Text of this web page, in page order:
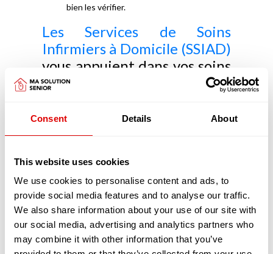
Consent Details About
This website uses cookies
We use cookies to personalise content and ads, to
provide social media features and to analyse our traffic.
We also share information about your use of our site with
our social media, advertising and analytics partners who
may combine it with other information that you’ve
bien les vérifier.
Les Services de Soins
Infirmiers à Domicile (SSIAD)
vous appuient dans vos soins
médicaux
d'autonomie, d'éviter une hospitalisation ou d'en
faciliter le retour à domicile. Les SSIAD retardent
Principalement constitués d'infirmiers et d'aides-
soignants diplômés les SSIAD réalisent, pour
votre confort, de nombreux actes, chez vous :
Vous avez besoin de préparer vos
médicaments ou de les prendre ?
Heureusement que les infirmiers sont là
pour préparer vos piluliers afin que vous